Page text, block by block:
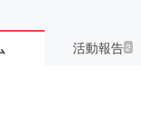
活動報告2